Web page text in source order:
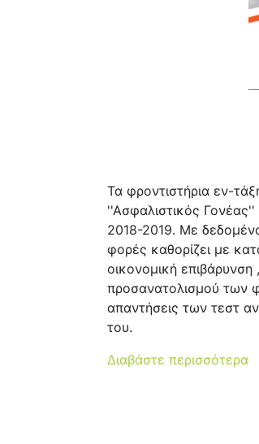
Τα φροντιστήρια εν-
''Ασφαλιστικός
2018-2019. Με
φορές καθορίζει με
οικονομική
προσανατολισμού των
απαντήσεις των τεστ
του.
Διαβάστε περισσότερα